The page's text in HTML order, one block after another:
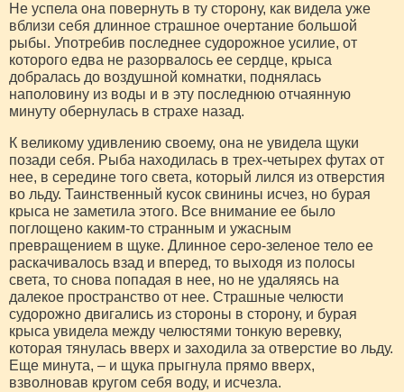
Не успела она повернуть в ту сторону, как видела уже
вблизи себя длинное страшное очертание большой
рыбы. Употребив последнее судорожное усилие, от
которого едва не разорвалось ее сердце, крыса
добралась до воздушной комнатки, поднялась
наполовину из воды и в эту последнюю отчаянную
минуту обернулась в страхе назад.
К великому удивлению своему, она не увидела щуки
позади себя. Рыба находилась в трех-четырех футах от
нее, в середине того света, который лился из отверстия
во льду. Таинственный кусок свинины исчез, но бурая
крыса не заметила этого. Все внимание ее было
поглощено каким-то странным и ужасным
превращением в щуке. Длинное серо-зеленое тело ее
раскачивалось взад и вперед, то выходя из полосы
света, то снова попадая в нее, но не удаляясь на
далекое пространство от нее. Страшные челюсти
судорожно двигались из стороны в сторону, и бурая
крыса увидела между челюстями тонкую веревку,
которая тянулась вверх и заходила за отверстие во льду.
Еще минута, – и щука прыгнула прямо вверх,
взволновав кругом себя воду, и исчезла.